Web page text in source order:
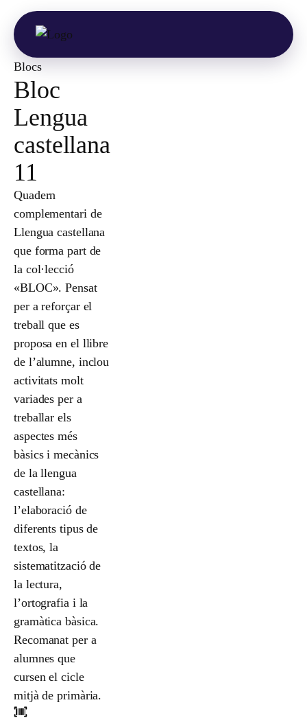
Blocs
Bloc
Lengua
castellana
11
Quadern
complementari de
Llengua castellana
que forma part de
la col·lecció
«BLOC». Pensat
per a reforçar el
treball que es
proposa en el llibre
de l’alumne, inclou
activitats molt
variades per a
treballar els
aspectes més
bàsics i mecànics
de la llengua
castellana:
l’elaboració de
diferents tipus de
textos, la
sistematització de
la lectura,
l’ortografia i la
gramàtica bàsica.
Recomanat per a
alumnes que
cursen el cicle
mitjà de primària.